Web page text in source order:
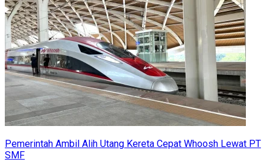
Pemerintah Ambil Alih Utang Kereta Cepat Whoosh Lewat PT
SMF